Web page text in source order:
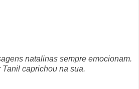
natalinas sempre emocionam.
Tanil caprichou na sua.